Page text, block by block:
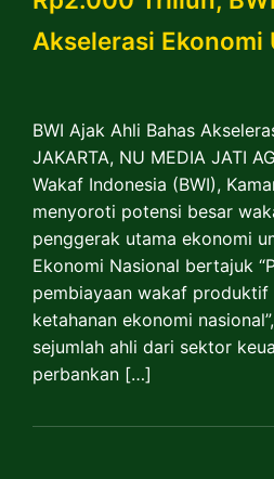
Akselerasi Ekonomi
BWI Ajak Ahli Bahas
JAKARTA, NU MEDIA JATI
Wakaf Indonesia (BWI),
menyoroti potensi besar
penggerak utama ekonomi
Ekonomi Nasional bertajuk
pembiayaan wakaf produktif
ketahanan ekonomi
sejumlah ahli dari sektor
perbankan […]